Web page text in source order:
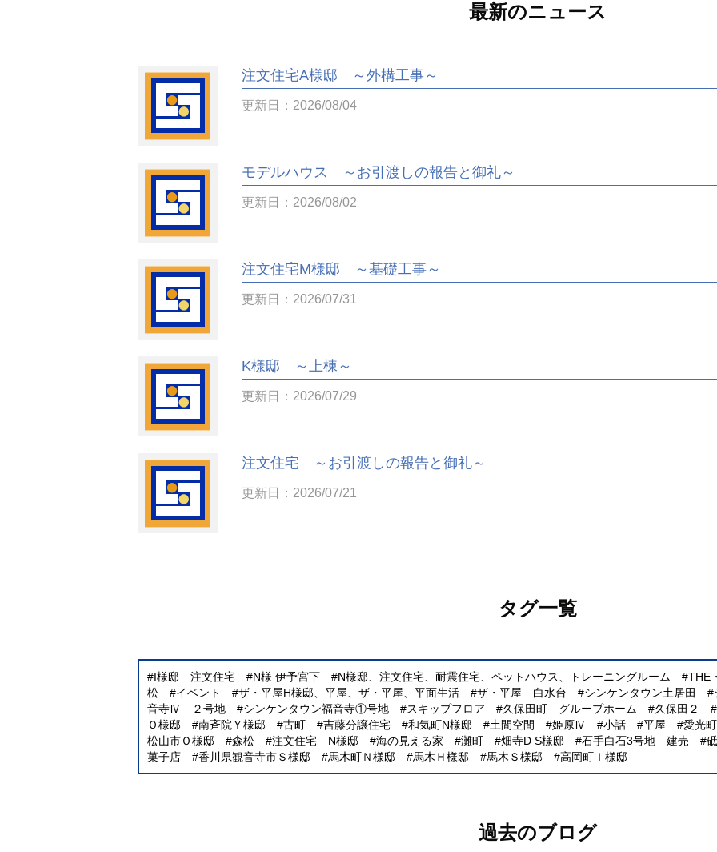
最新のニュース
注文住宅A様邸 ～外構工事～
更新日：2026/08/04
モデルハウス ～お引渡しの報告と御礼～
更新日：2026/08/02
注文住宅M様邸 ～基礎工事～
更新日：2026/07/31
K様邸 ～上棟～
更新日：2026/07/29
注文住宅 ～お引渡しの報告と御礼～
更新日：2026/07/21
タグ一覧
I様邸 注文住宅 N様 伊予宮下 N様邸、注文住宅、耐震住宅、ペットハウス、トレーニングルーム
THE
松
イベント ザ・平屋H様邸、平屋、ザ・平屋、平面生活 ザ・平屋 白水台 シンケンタウン土居田
音寺Ⅳ ２号地
シンケンタウン福音寺①号地 スキップフロア 久保田町 グループホーム
久保田２
Ｏ様邸
南斉院Ｙ様邸 古町 吉藤分譲住宅 和気町N様邸 土間空間 姫原Ⅳ 小話 平屋
愛光
松山市Ｏ様邸
森松 注文住宅 N様邸 海の見える家 灘町 畑寺D S様邸 石手白石3号地 建売
菓子店
香川県観音寺市Ｓ様邸 馬木町Ｎ様邸 馬木Ｈ様邸 馬木Ｓ様邸 高岡町Ｉ様邸
過去のブログ